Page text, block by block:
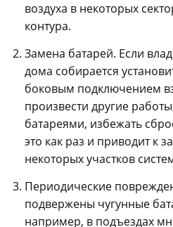
воздуха в некоторых
контура.
Замена батарей. Если
дома собирается
боковым подключением
произвести другие
батареями, избежать
это как раз и приводит к
некоторых участков
Периодические
подвержены чугунные
например, в подъездах